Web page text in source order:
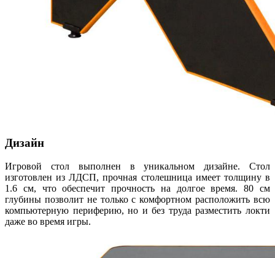
Дизайн
Игровой стол выполнен в уникальном дизайне. Стол
изготовлен из ЛДСП, прочная столешница имеет толщину в
1.6 см, что обеспечит прочность на долгое время. 80 см
глубины позволит не только с комфортном расположить всю
компьютерную периферию, но и без труда разместить локти
даже во время игры.